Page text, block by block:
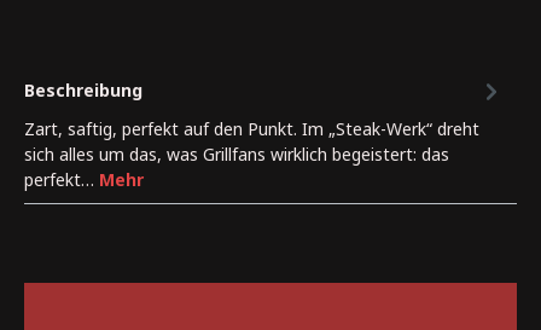
Beschreibung
Zart, saftig, perfekt auf den Punkt. Im „Steak-Werk“ dreht
sich alles um das, was Grillfans wirklich begeistert: das
perfekt… Mehr